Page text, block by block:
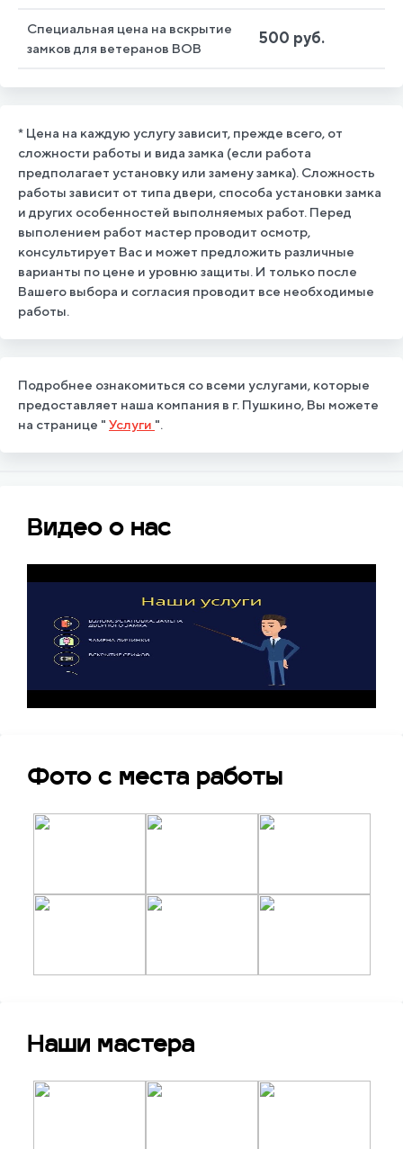
Специальная цена на вскрытие
замков для ветеранов ВОВ
500 руб.
* Цена на каждую услугу зависит, прежде всего, от
сложности работы и вида замка (если работа
предполагает установку или замену замка). Сложность
работы зависит от типа двери, способа установки замка
и других особенностей выполняемых работ. Перед
выполением работ мастер проводит осмотр,
консультирует Вас и может предложить различные
варианты по цене и уровню защиты. И только после
Вашего выбора и согласия проводит все необходимые
работы.
Подробнее ознакомиться со всеми услугами, которые
предоставляет наша компания в г. Пушкино, Вы можете
на странице " Услуги ".
Видео о нас
Фото с места работы
Наши мастера